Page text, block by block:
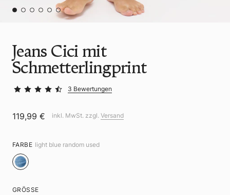
Jeans Cici mit
Schmetterlingprint
3 Bewertungen
119,99 € inkl. MwSt. zzgl. Versand
FARBE light blue random used
GRÖSSE